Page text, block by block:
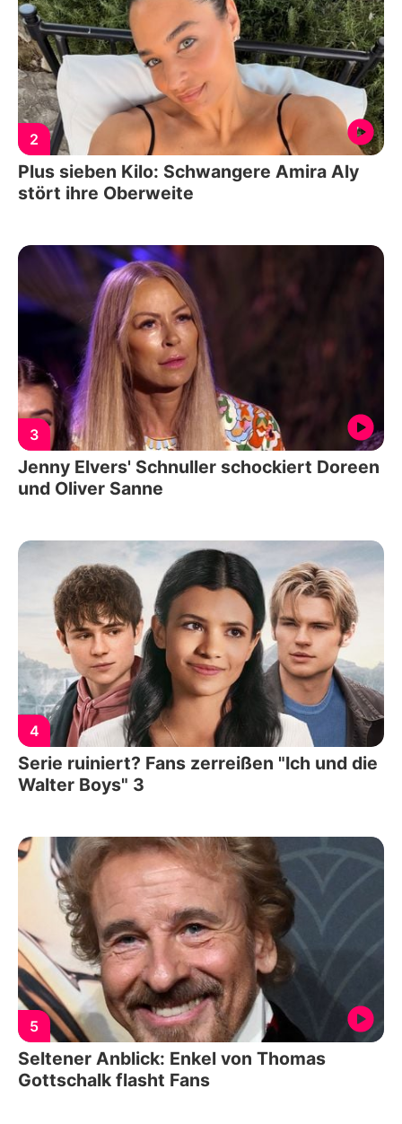
2
Plus sieben Kilo: Schwangere Amira Aly
stört ihre Oberweite
3
Jenny Elvers' Schnuller schockiert Doreen
und Oliver Sanne
4
Serie ruiniert? Fans zerreißen "Ich und die
Walter Boys" 3
5
Seltener Anblick: Enkel von Thomas
Gottschalk flasht Fans